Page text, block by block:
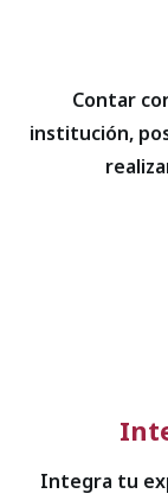
Contar
institución,
Integra tu